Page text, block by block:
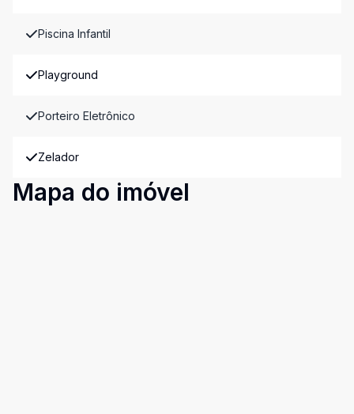
Piscina Infantil
Playground
Porteiro Eletrônico
Zelador
Mapa do imóvel